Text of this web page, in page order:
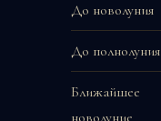
До новолуния
До полнолуния
Ближайшее
новолуние